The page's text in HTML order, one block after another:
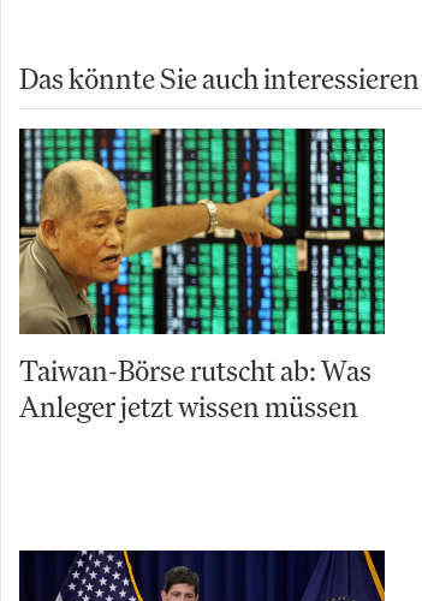
Das könnte Sie auch interessieren
Taiwan-Börse rutscht ab: Was
Anleger jetzt wissen müssen